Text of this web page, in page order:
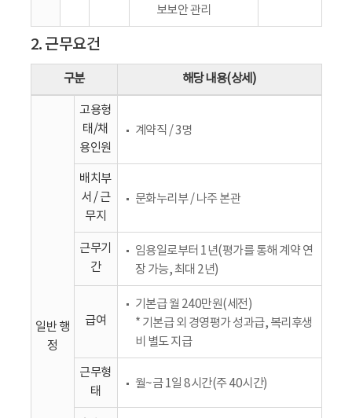
보보안 관리
2. 근무요건
구분 해당 내용(상세)
일반 행
정
고용형
태/채
용인원
계약직 / 3명
배치부
서 / 근
무지
문화누리부 / 나주 본관
근무기
간
임용일로부터 1년(평가를 통해 계약 연
장 가능, 최대 2년)
급여
기본급 월 240만원(세전)
* 기본급 외 경영평가 성과급, 복리후생
비 별도 지급
근무형
태
월~금 1일 8시간(주 40시간)